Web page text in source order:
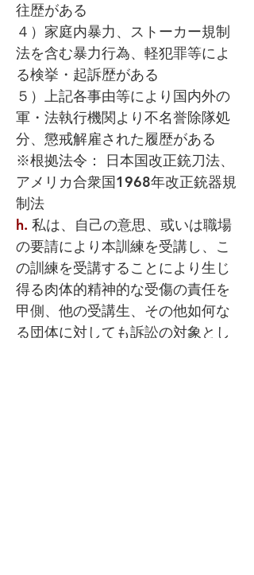
往歴がある
４）家庭内暴力、ストーカー規制
法を含む暴力行為、軽犯罪等によ
る検挙・起訴歴がある
５）上記各事由等により国内外の
軍・法執行機関より不名誉除隊処
分、懲戒解雇された履歴がある
※根拠法令： 日本国改正銃刀法、
アメリカ合衆国1968年改正銃器規
制法
h. 私は、自己の意思、或いは職場
の要請により本訓練を受講し、こ
の訓練を受講することにより生じ
得る肉体的精神的な受傷の責任を
甲側、他の受講生、その他如何な
る団体に対しても訴訟の対象とし